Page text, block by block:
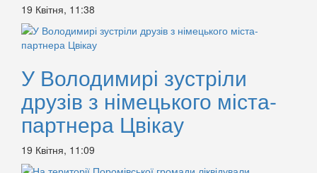
19 Квітня, 11:38
У Володимирі зустріли
друзів з німецького міста-
партнера Цвікау
19 Квітня, 11:09